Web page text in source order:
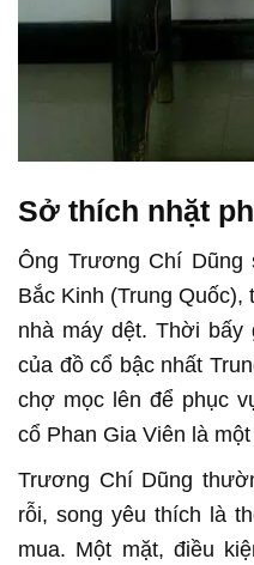
Sở thích nhặt
Ông Trương Chí Dũng
Bắc Kinh (Trung
nhà máy dệt. Thời
của đồ cổ bậc nhất
chợ mọc lên để phục
cổ Phan Gia Viên là
Trương Chí Dũng
rỗi, song yêu thích là
mua. Một mặt, điều